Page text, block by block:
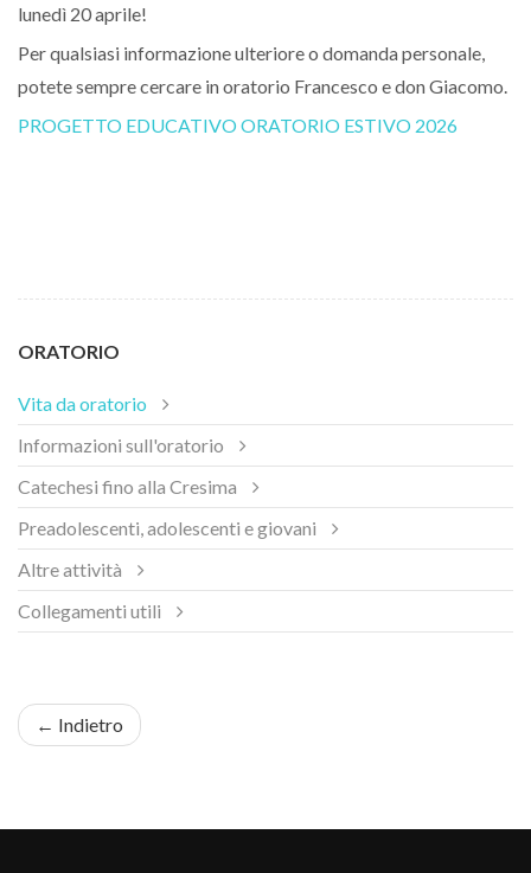
lunedì 20 aprile!
Per qualsiasi informazione ulteriore o domanda personale,
potete sempre cercare in oratorio Francesco e don Giacomo.
PROGETTO EDUCATIVO ORATORIO ESTIVO 2026
ORATORIO
Vita da oratorio
Informazioni sull'oratorio
Catechesi fino alla Cresima
Preadolescenti, adolescenti e giovani
Altre attività
Collegamenti utili
← Indietro